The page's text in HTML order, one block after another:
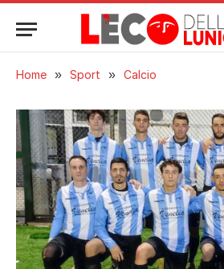
Home » Sport » Calcio